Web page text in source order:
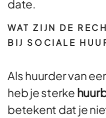
date.
WAT ZIJN DE
BIJ SOCIALE
Als huurder van
heb je sterke
betekent dat je